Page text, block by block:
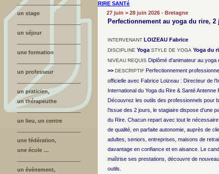
un stage
un séjour
une formation
un professeur
un praticien,
un thérapeuthe
un lieu, un centre
une fédération,
une école …
un événement,
RIRE SANTé
27 juin > 28 juin 2026 - Bretagne
Perfectionnement au yoga du rire, 2
INTERVENANT LOIZEAU Fabrice
DISCIPLINE Yoga STYLE DE YOGA Yoga du
NIVEAU REQUIS Diplômé d'animateur au yoga
>> DESCRIPTIF Perfectionnement
officielle avec Fabrice Loizeau : Directeur de
International du Yoga du Rire & Santé
Découvrez les outils des professionnels pour
l’issue des 2 jours, le stagiaire dispose d’une
du Rire. Chacun repart avec tout le
de qualité, en parfaite autonomie, auprès de
adultes, seniors, entreprises, maisons de
davantage en confiance et en aisance. Le
maîtrise ses prestations, découvre de
outils.